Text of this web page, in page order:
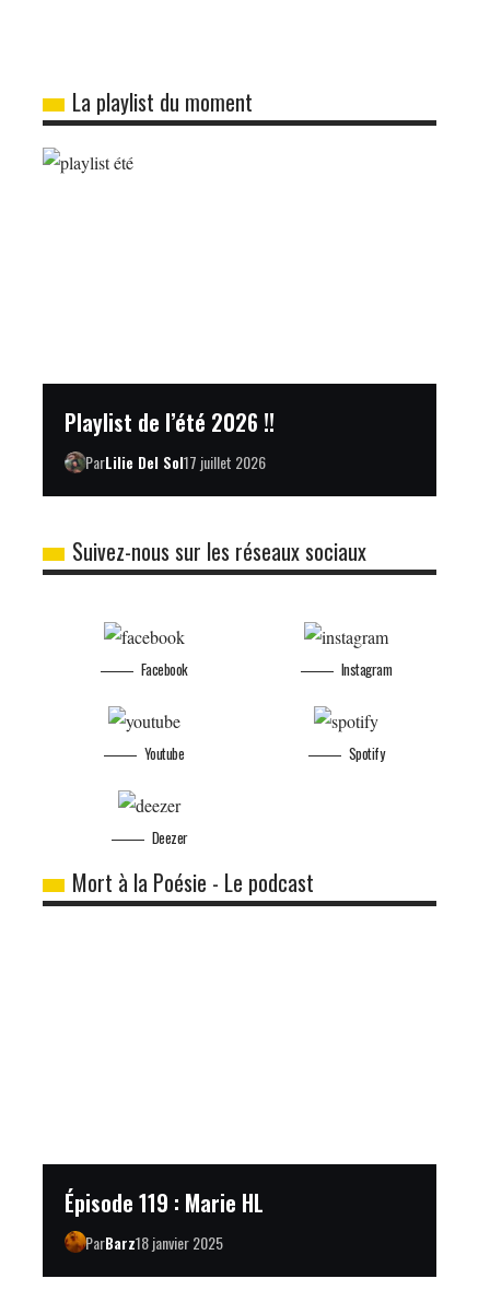
La playlist du moment
Playlist de l’été 2026 !!
ParLilie Del Sol17 juillet 2026
Suivez-nous sur les réseaux sociaux
Facebook
Youtube
Instagram
Spotify
Deezer
Mort à la Poésie - Le podcast
Épisode 119 : Marie HL
ParBarz18 janvier 2025